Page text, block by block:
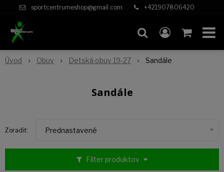
sportcentrumeshop@gmail.com +421907806420
Úvod Obuv Detská obuv 19-27 Sandále
Sandále
Filter produktov
Zoradiť: Prednastavené